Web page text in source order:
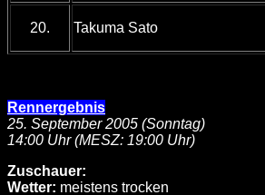
20. Takuma Sato
Rennergebnis
25. September 2005 (Sonntag)
14:00 Uhr (MESZ: 19:00 Uhr)
Zuschauer:
Wetter: meistens trocken